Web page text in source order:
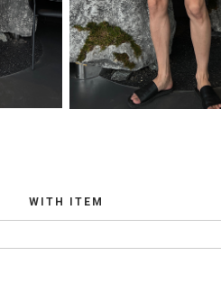
WITH ITEM